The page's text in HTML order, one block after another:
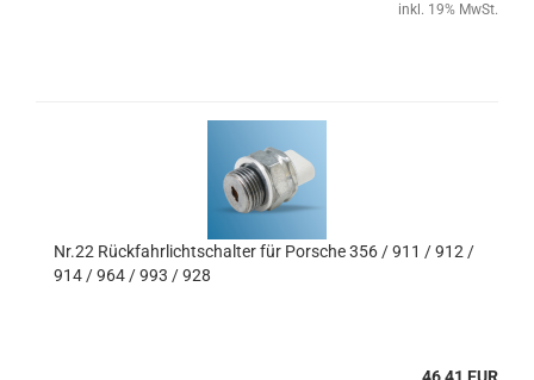
inkl. 19% MwSt.
Nr.22 Rückfahrlichtschalter für Porsche 356 / 911 / 912 /
914 / 964 / 993 / 928